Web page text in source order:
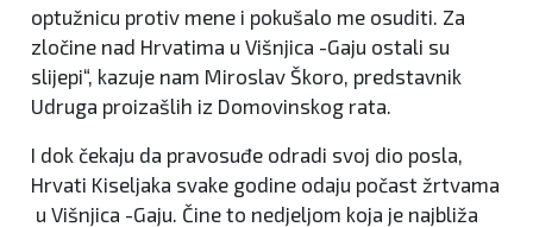
optužnicu protiv mene i pokušalo me osuditi. Za
zločine nad Hrvatima u Višnjica -Gaju ostali su
slijepi“, kazuje nam Miroslav Škoro, predstavnik
Udruga proizašlih iz Domovinskog rata.
I dok čekaju da pravosuđe odradi svoj dio posla,
Hrvati Kiseljaka svake godine odaju počast žrtvama
u Višnjica -Gaju. Čine to nedjeljom koja je najbliža